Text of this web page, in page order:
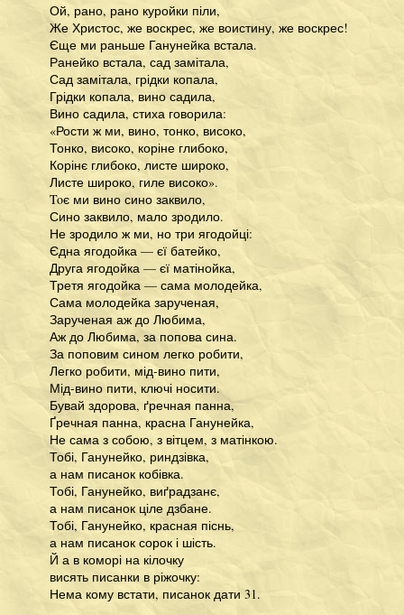
Ой, рано, рано куройки піли,
Же Христос, же воскрес, же воистину, же воскрес!
Єще ми раньше Ганунейка встала.
Ранейко встала, сад замітала,
Сад замітала, грідки копала,
Грідки копала, вино садила,
Вино садила, стиха говорила:
«Рости ж ми, вино, тонко, високо,
Тонко, високо, коріне глибоко,
Корінє глибоко, листе широко,
Листе широко, гиле високо».
Toє ми вино сино заквило,
Сино заквило, мало зродило.
Не зродило ж ми, но три ягодойці:
Єдна ягодойка — єї батейко,
Друга ягодойка — єї матінойка,
Третя ягодойка — сама молодейка,
Сама молодейка зарученая,
Зарученая аж до Любима,
Аж до Любима, за попова сина.
За поповим сином легко робити,
Легко робити, мід-вино пити,
Мід-вино пити, ключі носити.
Бувай здорова, ґречная панна,
Ґречная панна, красна Ганунейка,
Не сама з собою, з вітцем, з матінкою.
Тобі, Ганунейко, риндзівка,
а нам писанок кобівка.
Тобі, Ганунейко, виґрадзанє,
а нам писанок ціле дзбане.
Тобі, Ганунейко, красная піснь,
а нам писанок сорок і шість.
Й а в коморі на кілочку
висять писанки в ріжочку:
Нема кому встати, писанок дати 31.